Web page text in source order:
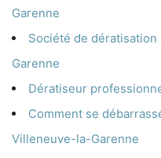
Garenne
Société de
Garenne
Dératiseur
Comment se
Villeneuve-la-Garenne